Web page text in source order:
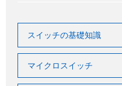
スイッチの基礎知識
マイクロスイッチ